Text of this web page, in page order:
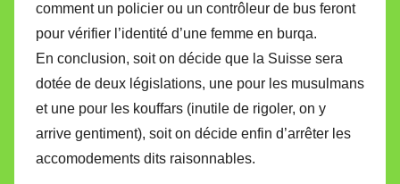
comment un policier ou un contrôleur de bus feront
pour vérifier l’identité d’une femme en burqa.
En conclusion, soit on décide que la Suisse sera
dotée de deux législations, une pour les musulmans
et une pour les kouffars (inutile de rigoler, on y
arrive gentiment), soit on décide enfin d’arrêter les
accomodements dits raisonnables.